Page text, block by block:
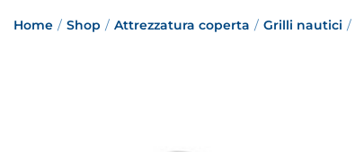
Home / Shop / Attrezzatura coperta / Grilli nautici /